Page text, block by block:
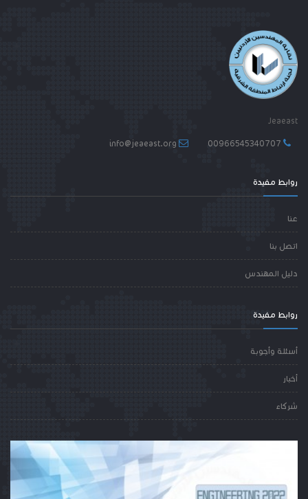
Jeaeast
00966545340707
info@jeaeast.org
روابط مفيدة
عنا
اتصل بنا
دليل المهندس
روابط مفيدة
أسئلة وأجوبة
أخبار
شركاء